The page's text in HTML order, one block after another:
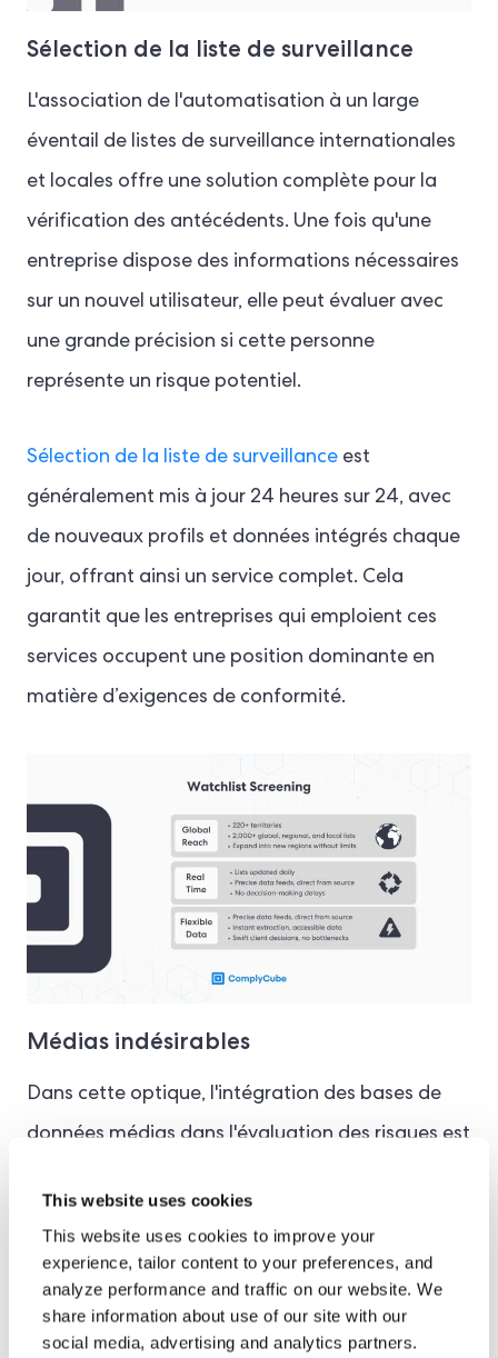
This website uses cookies
This website uses cookies to improve your
experience, tailor content to your preferences, and
analyze performance and traffic on our website. We
share information about use of our site with our
social media, advertising and analytics partners.
Sélection de la liste de surveillance
L'association de l'automatisation à un large
éventail de listes de surveillance internationales
et locales offre une solution complète pour la
vérification des antécédents. Une fois qu'une
entreprise dispose des informations nécessaires
sur un nouvel utilisateur, elle peut évaluer avec
une grande précision si cette personne
représente un risque potentiel.
Sélection de la liste de surveillance est
généralement mis à jour 24 heures sur 24, avec
de nouveaux profils et données intégrés chaque
jour, offrant ainsi un service complet. Cela
garantit que les entreprises qui emploient ces
services occupent une position dominante en
matière d’exigences de conformité.
Médias indésirables
Dans cette optique, l'intégration des bases de
données médias dans l'évaluation des risques est
les plus performants s'appuient sur des
partenariats avec des milliers de médias afin de
constituer une solution complète de veille